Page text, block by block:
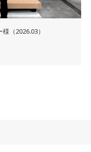
（2026.03）